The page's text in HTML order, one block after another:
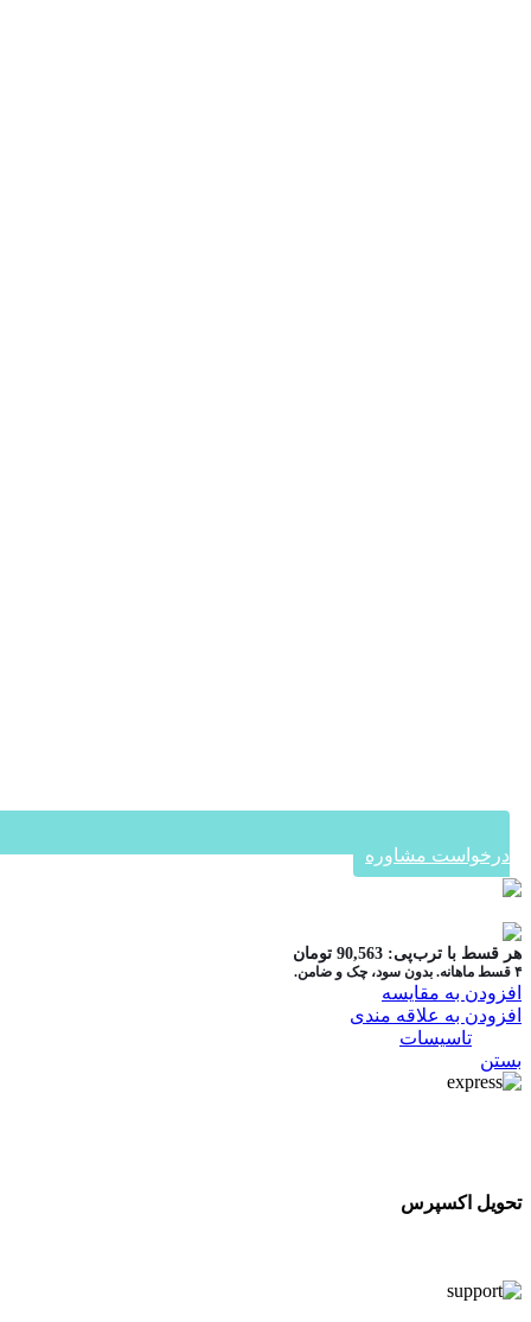
درخواست مشاوره
هر قسط با ترب‌پی: 90,563 تومان
۴ قسط ماهانه. بدون سود، چک و ضامن.
افزودن به مقایسه
افزودن به علاقه مندی
تاسیسات
بستن
تحویل اکسپرس